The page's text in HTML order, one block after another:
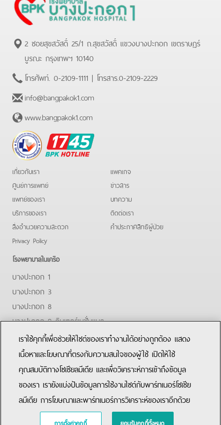
2 ซอยสุขสวัสดิ์ 25/1 ถ.สุขสวัสดิ์ แขวงบางปะกอก เขตราษฏร์
บูรณะ กรุงเทพฯ 10140
โทรศัพท์. 0-2109-1111 | โทรสาร.0-2109-2229
info@bangpakok1.com
www.bangpakok1.com
BPK
Hotline
เกี่ยวกับเรา
ศูนย์การแพทย์
แพทย์ของเรา
บริการของเรา
สิ่งอำนวยความสะดวก
Privacy Policy
แพคเกจ
ข่าวสาร
บทความ
ติดต่อเรา
คําประกาศสิทธิผู้ป่วย
โรงพยาบาลในเครือ
บางปะกอก 1
บางปะกอก 3
บางปะกอก 8
บางปะกอก 9 อินเตอร์เนชั่นแนล
ปิยะเวท
บางปะกอก-รังสิต 2
FacebookYoutubeLine
เราใช้คุกกี้เพื่อช่วยให้ไซต์ของเราทำงานได้อย่างถูกต้อง แสดง
เนื้อหาและโฆษณาที่ตรงกับความสนใจของผู้ใช้ เปิดให้ใช้
คุณสมบัติทางโซเชียลมีเดีย และเพื่อวิเคราะห์การเข้าถึงข้อมูล
ของเรา เรายังแบ่งปันข้อมูลการใช้งานไซต์กับพาร์ทเนอร์โซเชีย
ลมีเดีย การโฆษณาและพาร์ทเนอร์การวิเคราะห์ของเราอีกด้วย
การตั้งค่าคุกกี้ ยอมรับคุกกี้ทั้งหมด